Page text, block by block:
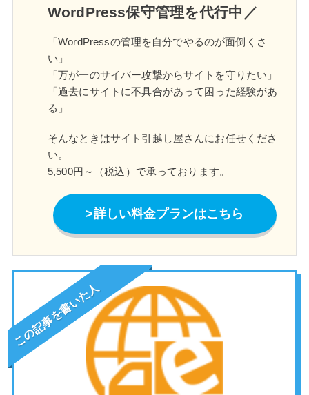
WordPress保守管理を代行中／
「WordPressの管理を自分でやるのが面倒くさ
い」
「万が一のサイバー攻撃からサイトを守りたい」
「過去にサイトに不具合があって困った経験があ
る」
そんなときはサイト引越し屋さんにお任せくださ
い。
5,500円～（税込）で承っております。
詳しい料金プランはこちら
この記事を書いた人